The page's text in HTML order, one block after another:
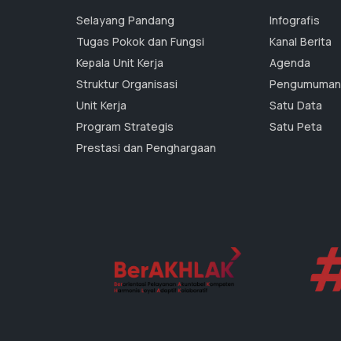
Selayang Pandang
Tugas Pokok dan Fungsi
Kepala Unit Kerja
Struktur Organisasi
Unit Kerja
Program Strategis
Prestasi dan Penghargaan
Infografis
Kanal Berita
Agenda
Pengumuman
Satu Data
Satu Peta